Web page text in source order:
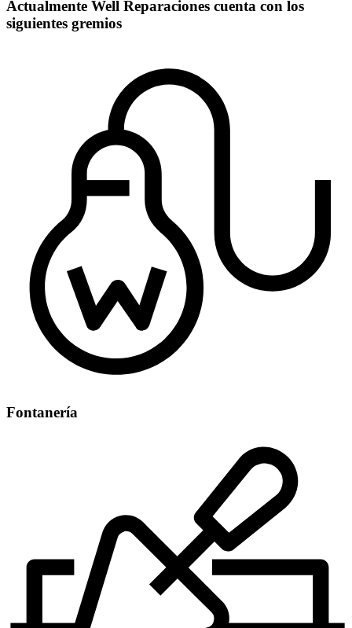
Actualmente Well Reparaciones cuenta con los
siguientes gremios
Fontanería